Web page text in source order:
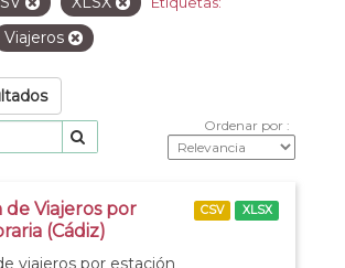
Viajeros
Ordenar por
Viajeros por
(Cádiz)
viajeros por estación
CSV XLSX